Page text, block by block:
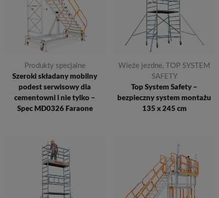
Produkty specjalne
Szeroki składany mobilny
podest serwisowy dla
cementowni i nie tylko –
Spec MD0326 Faraone
Wieże jezdne,
TOP SYSTEM
SAFETY
Top System Safety –
bezpieczny system montażu
135 x 245 cm